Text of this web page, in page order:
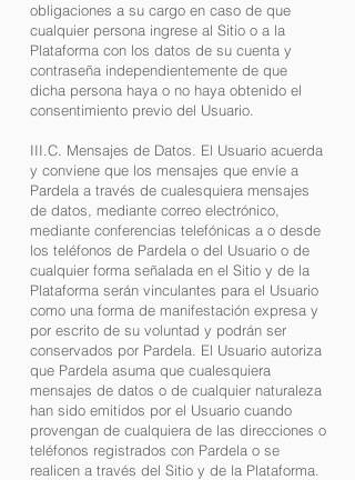
obligaciones a su cargo en caso de que
cualquier persona ingrese al Sitio o a la
Plataforma con los datos de su cuenta y
contraseña independientemente de que
dicha persona haya o no haya obtenido el
consentimiento previo del Usuario.
III.C. Mensajes de Datos. El Usuario acuerda
y conviene que los mensajes que envíe a
Pardela a través de cualesquiera mensajes
de datos, mediante correo electrónico,
mediante conferencias telefónicas a o desde
los teléfonos de Pardela o del Usuario o de
cualquier forma señalada en el Sitio y de la
Plataforma serán vinculantes para el Usuario
como una forma de manifestación expresa y
por escrito de su voluntad y podrán ser
conservados por Pardela. El Usuario autoriza
que Pardela asuma que cualesquiera
mensajes de datos o de cualquier naturaleza
han sido emitidos por el Usuario cuando
provengan de cualquiera de las direcciones o
teléfonos registrados con Pardela o se
realicen a través del Sitio y de la Plataforma.